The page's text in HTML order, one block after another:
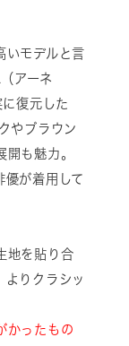
いモデルと言
アーネ
復元した
やブラウン
も魅力。
優が着用して
地を貼り合
よりクラシッ
かったもの